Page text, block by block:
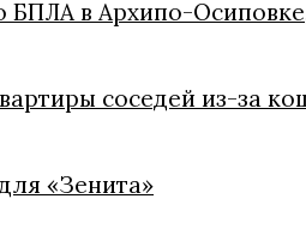
в Архипо-
соседей из-за
«Зенита»